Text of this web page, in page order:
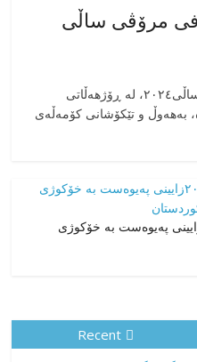
مرۆڤی ساڵی
‎ڕاپۆرتی پێشێلکاری مافی مرۆڤی ساڵی٢٠٢٤، له ڕۆژهەڵاتی
کوردستان له لایەن ڕژێمی ئێرانەوە، بە‎هەوڵ و تێکۆشانی کۆمەڵەی
و ئامارەکانی ساڵی ٢٠٢٢زایینی پەیوەست بە خۆکوژی
Recent